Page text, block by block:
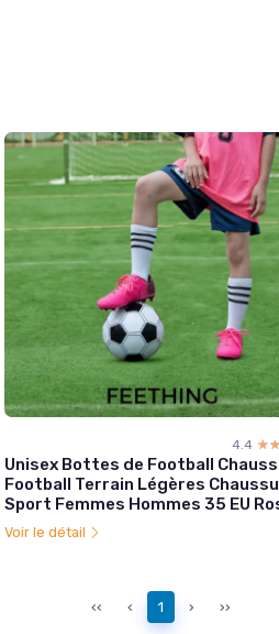
4.4
Unisex Bottes de Football
Football Terrain Légères
Sport Femmes Hommes 35 EU
Voir le détail
‹‹ ‹ 1 › ››